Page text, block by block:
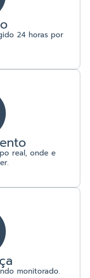
24 horas por
real, onde e
monitorado.